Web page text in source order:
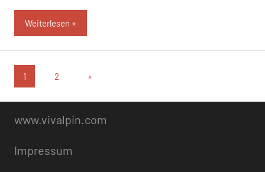
Weiterlesen
Seitennummerierung
der
Beiträge
1 2
Nächste
»
www.vivalpin.com
Impressum